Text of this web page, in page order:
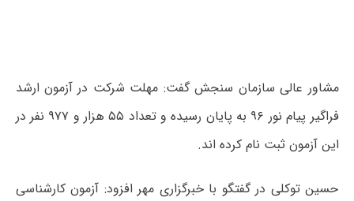
مشاور عالی سازمان سنجش گفت: مهلت شرکت در آزمون ارشد
فراگیر پیام نور ۹۶ به پایان رسیده و تعداد ۵۵ هزار و ۹۷۷ نفر در
این آزمون ثبت نام کرده اند.
حسین توکلی در گفتگو با خبرگزاری مهر افزود: آزمون کارشناسی